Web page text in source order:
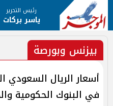
رئيس التحرير
ياسر بركات
بيزنس وبورصة
أسعار الريال السعودي
في البنوك الحكومية